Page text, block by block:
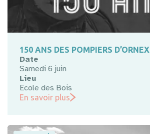
150 ANS DES POMPIERS D’ORNEX
Date
Samedi 6 juin
Lieu
Ecole des Bois
En savoir plus